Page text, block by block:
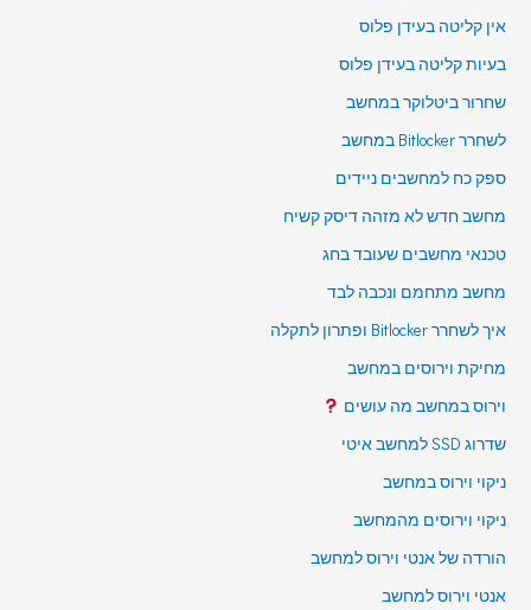
אין קליטה בעידן פלוס
בעיות קליטה בעידן פלוס
שחרור ביטלוקר במחשב
לשחרר Bitlocker במחשב
ספק כח למחשבים ניידים
מחשב חדש לא מזהה דיסק קשיח
טכנאי מחשבים שעובד בחג
מחשב מתחמם ונכבה לבד
איך לשחרר Bitlocker ופתרון לתקלה
מחיקת וירוסים במחשב
וירוס במחשב מה עושים
שדרוג SSD למחשב איטי
ניקוי וירוס במחשב
ניקוי וירוסים מהמחשב
הורדה של אנטי וירוס למחשב
אנטי וירוס למחשב